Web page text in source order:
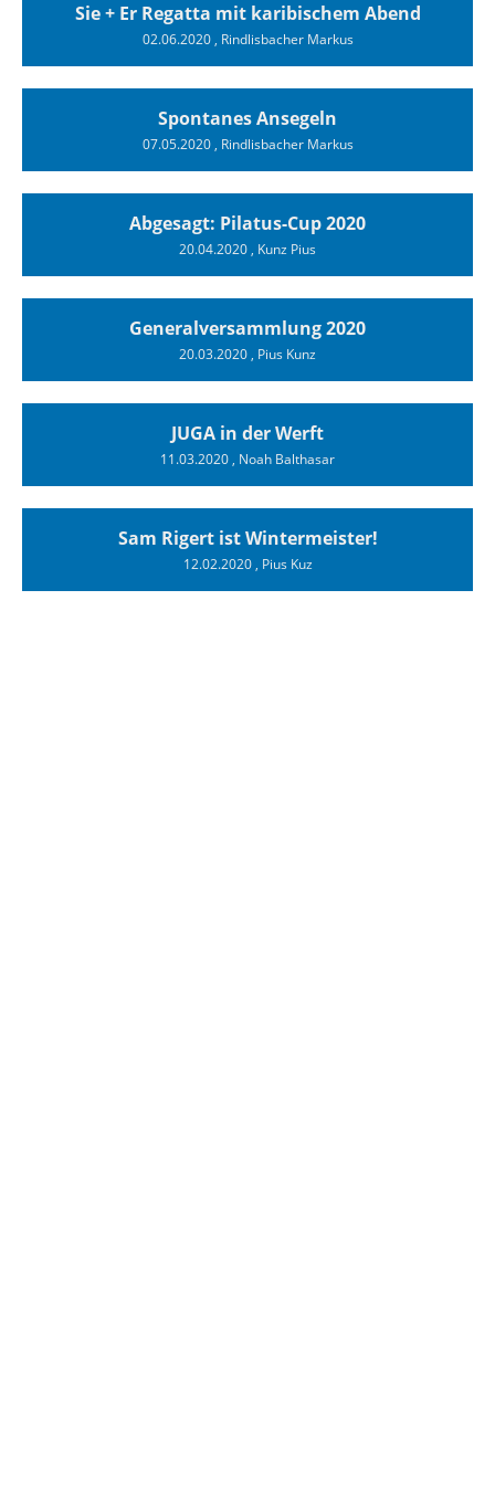
Sie + Er Regatta mit karibischem Abend
02.06.2020, Rindlisbacher Markus
Spontanes Ansegeln
07.05.2020, Rindlisbacher Markus
Abgesagt: Pilatus-Cup 2020
20.04.2020, Kunz Pius
Generalversammlung 2020
20.03.2020, Pius Kunz
JUGA in der Werft
11.03.2020, Noah Balthasar
Sam Rigert ist Wintermeister!
12.02.2020, Pius Kuz